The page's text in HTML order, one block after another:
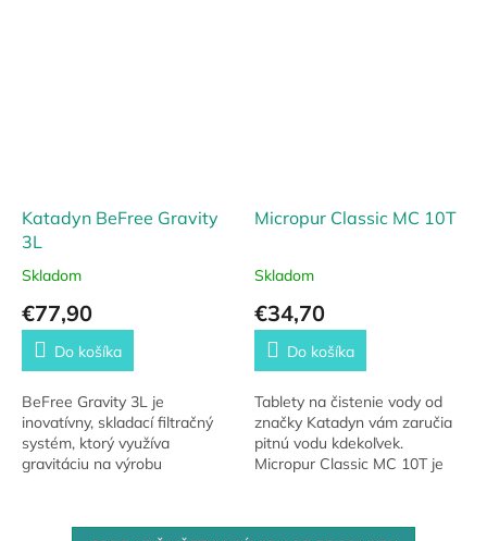
Katadyn BeFree Gravity
3L
Skladom
€77,90
Do košíka
BeFree Gravity 3L je
inovatívny, skladací filtračný
systém, ktorý využíva
gravitáciu na výrobu
membrána EZ-Clean...
Micropur Classic MC 10T
Skladom
€34,70
Do košíka
Tablety na čistenie vody od
značky Katadyn vám zaručia
pitnú vodu kdekoľvek.
Micropur Classic MC 10T je